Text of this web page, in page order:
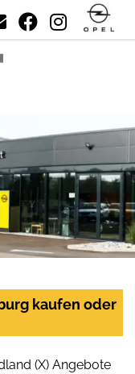
kaufen oder
(X) Angebote